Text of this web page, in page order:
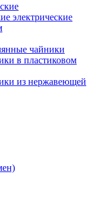
электрические
чайники
в пластиковом
из нержавеющей